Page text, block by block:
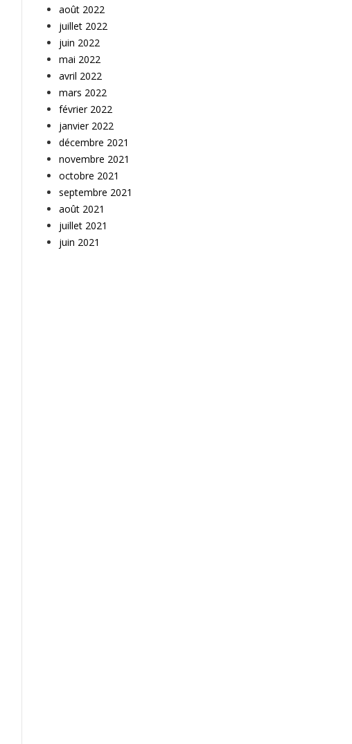
août 2022
juillet 2022
juin 2022
mai 2022
avril 2022
mars 2022
février 2022
janvier 2022
décembre 2021
novembre 2021
octobre 2021
septembre 2021
août 2021
juillet 2021
juin 2021